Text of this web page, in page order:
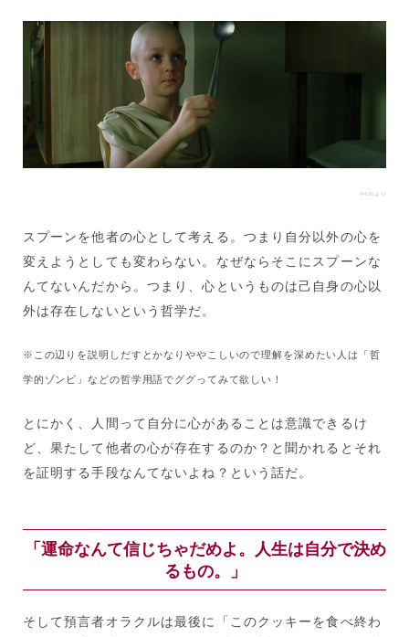
IMdbより
スプーンを他者の心として考える。つまり自分以外の心を
変えようとしても変わらない。なぜならそこにスプーンな
んてないんだから。つまり、心というものは己自身の心以
外は存在しないという哲学だ。
※この辺りを説明しだすとかなりややこしいので理解を深めたい人は「哲
学的ゾンビ」などの哲学用語でググってみて欲しい！
とにかく、人間って自分に心があることは意識できるけ
ど、果たして他者の心が存在するのか？と聞かれるとそれ
を証明する手段なんてないよね？という話だ。
「運命なんて信じちゃだめよ。人生は自分で決め
るもの。」
そして預言者オラクルは最後に「このクッキーを食べ終わ